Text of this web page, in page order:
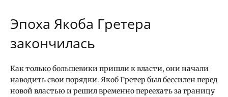
Эпоха Якоба Гретера
закончилась
Как только большевики пришли к власти, они начали
наводить свои порядки. Якоб Гретер был бессилен перед
новой властью и решил временно переехать за границу